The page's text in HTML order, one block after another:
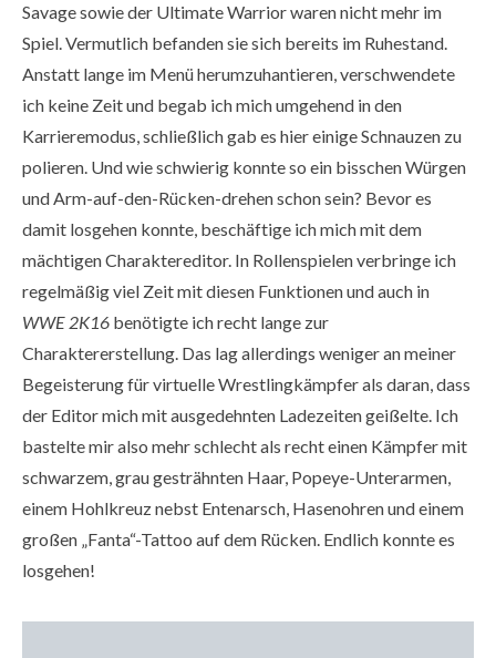
Savage sowie der Ultimate Warrior waren nicht mehr im
Spiel. Vermutlich befanden sie sich bereits im Ruhestand.
Anstatt lange im Menü herumzuhantieren, verschwendete
ich keine Zeit und begab ich mich umgehend in den
Karrieremodus, schließlich gab es hier einige Schnauzen zu
polieren. Und wie schwierig konnte so ein bisschen Würgen
und Arm-auf-den-Rücken-drehen schon sein? Bevor es
damit losgehen konnte, beschäftige ich mich mit dem
mächtigen Charaktereditor. In Rollenspielen verbringe ich
regelmäßig viel Zeit mit diesen Funktionen und auch in
WWE 2K16 benötigte ich recht lange zur
Charaktererstellung. Das lag allerdings weniger an meiner
Begeisterung für virtuelle Wrestlingkämpfer als daran, dass
der Editor mich mit ausgedehnten Ladezeiten geißelte. Ich
bastelte mir also mehr schlecht als recht einen Kämpfer mit
schwarzem, grau gesträhnten Haar, Popeye-Unterarmen,
einem Hohlkreuz nebst Entenarsch, Hasenohren und einem
großen „Fanta“-Tattoo auf dem Rücken. Endlich konnte es
losgehen!